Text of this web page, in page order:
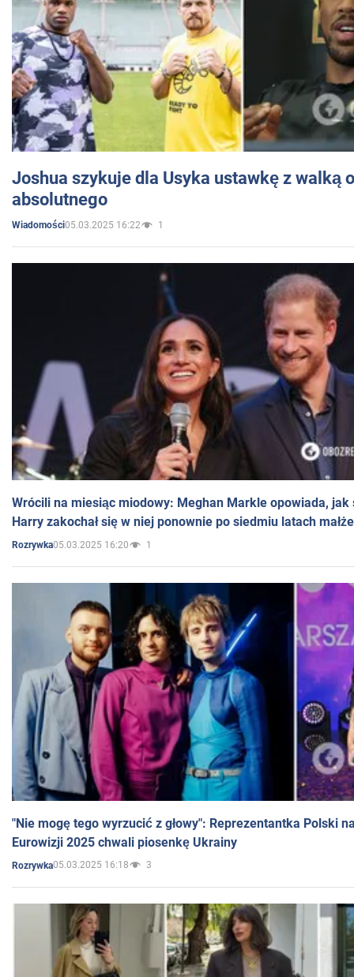
Joshua szykuje dla Usyka ustawkę z walką
absolutnego
Wiadomości05.03.2025 16:22 1
Wrócili na miesiąc miodowy: Meghan Markle opowiada, jak
Harry zakochał się w niej ponownie po siedmiu latach
Rozrywka05.03.2025 16:20 1
"Nie mogę tego wyrzucić z głowy": Reprezentantka Polski
Eurowizji 2025 chwali piosenkę Ukrainy
Rozrywka05.03.2025 16:18 3